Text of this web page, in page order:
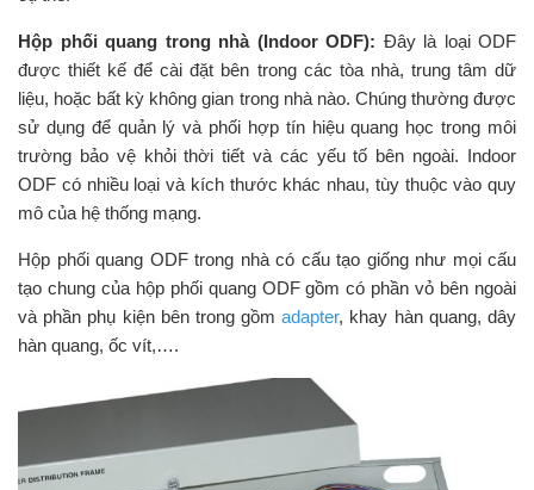
Hộp phối quang trong nhà (Indoor ODF): Đây là loại ODF
được thiết kế để cài đặt bên trong các tòa nhà, trung tâm dữ
liệu, hoặc bất kỳ không gian trong nhà nào. Chúng thường được
sử dụng để quản lý và phối hợp tín hiệu quang học trong môi
trường bảo vệ khỏi thời tiết và các yếu tố bên ngoài. Indoor
ODF có nhiều loại và kích thước khác nhau, tùy thuộc vào quy
mô của hệ thống mạng.
Hộp phối quang ODF trong nhà có cấu tạo giống như mọi cấu
tạo chung của hộp phối quang ODF gồm có phần vỏ bên ngoài
và phần phụ kiện bên trong gồmadapter, khay hàn quang, dây
hàn quang, ốc vít,….